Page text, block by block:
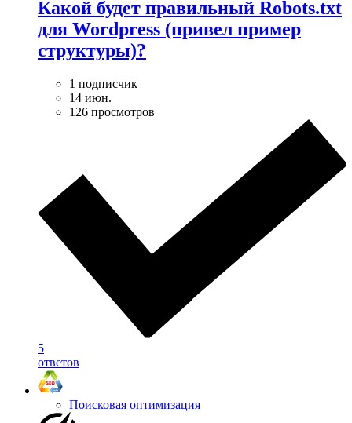
Какой будет правильный Robots.txt
для Wordpress (привел пример
структуры)?
1 подписчик
14 июн.
126 просмотров
5
ответов
Поисковая оптимизация